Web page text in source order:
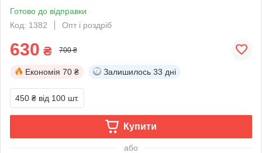
Готово до відправки
Код: 1382
Опт і роздріб
630 ₴ 700 ₴
Економія 70 ₴ Залишилось 33 дні
450 ₴ від 100 шт.
Купити
або